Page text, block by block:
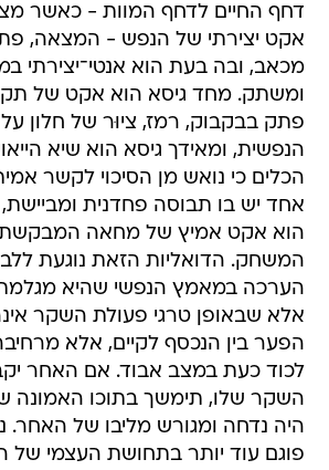
דחף החיים לדחף המוות - כאשר
אקט יצירתי של הנפש - המצאה,
מכאב, ובה בעת הוא אנטי־יצירתי
ומשתק. מחד גיסא הוא אקט של
פתק בבקבוק, רמז, ציוּר של חלון
הנפשית, ומאידך גיסא הוא שיא
הכלים כי נואש מן הסיכוי לקשר
אחד יש בו תבוסה פחדנית
הוא אקט אמיץ של מחאה המבקשת
המשחק. הדואליות הזאת נוגעת
הערכה במאמץ הנפשי שהיא
אלא שבאופן טרגי פעולת השקר
הפער בין הנכסף לקיים, אלא
לכוד כעת במצב אבוד. אם האחר
השקר שלו, תימשך בתוכו האמונה
היה נדחה ומגורש מליבו של האחר.
פוגם עוד יותר בתחושת העצמי